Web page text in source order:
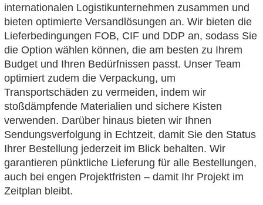
internationalen Logistikunternehmen zusammen und
bieten optimierte Versandlösungen an. Wir bieten die
Lieferbedingungen FOB, CIF und DDP an, sodass Sie
die Option wählen können, die am besten zu Ihrem
Budget und Ihren Bedürfnissen passt. Unser Team
optimiert zudem die Verpackung, um
Transportschäden zu vermeiden, indem wir
stoßdämpfende Materialien und sichere Kisten
verwenden. Darüber hinaus bieten wir Ihnen
Sendungsverfolgung in Echtzeit, damit Sie den Status
Ihrer Bestellung jederzeit im Blick behalten. Wir
garantieren pünktliche Lieferung für alle Bestellungen,
auch bei engen Projektfristen – damit Ihr Projekt im
Zeitplan bleibt.